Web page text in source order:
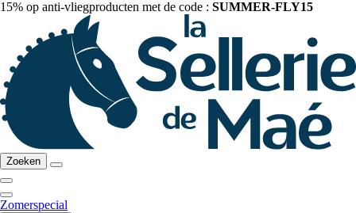
15% op anti-vliegproducten met de code : SUMMER-FLY15
Zoeken
Zomerspecial